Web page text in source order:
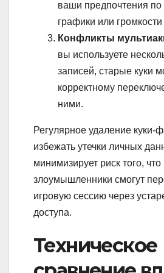
ваши предпочтения по
графики или громкости
Конфликты
вы используете
записей, старые куки
корректному
ними.
Регулярное удаление куки-
избежать утечки личных
минимизирует риск того, что
злоумышленники смогут
игровую сессию через
доступа.
Техническое